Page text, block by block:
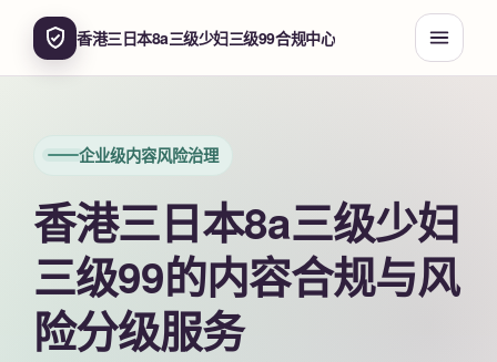
香港三日本8a三级少妇三级99合规中心
企业级内容风险治理
香港三日本8a三级少妇
三级99的内容合规与风
险分级服务